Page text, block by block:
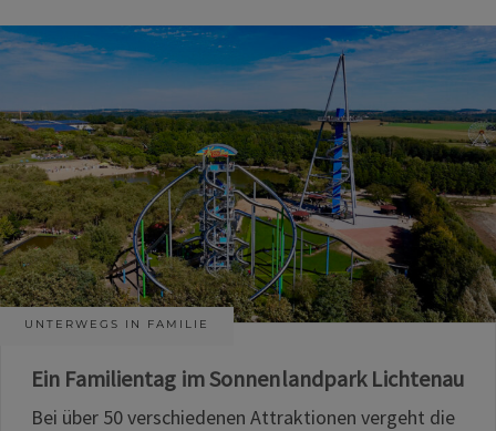
UNTERWEGS IN FAMILIE
Ein Familientag im Sonnenlandpark Lichtenau
Bei über 50 verschiedenen Attraktionen vergeht die